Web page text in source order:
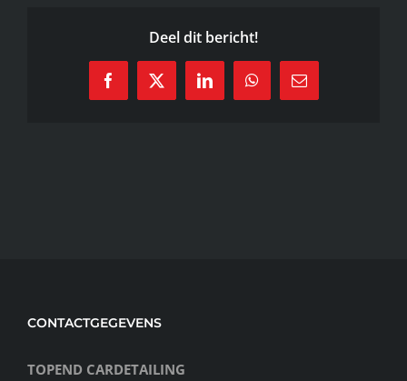
Deel dit bericht!
Facebook
X LinkedInWhatsApp
E-
mail
CONTACTGEGEVENS
TOPEND CARDETAILING